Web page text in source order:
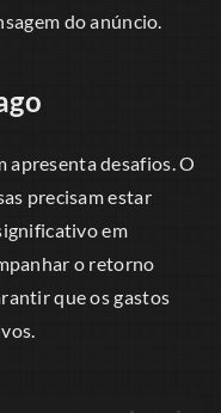
do anúncio.
apresenta desafios. O
precisam estar
em
o retorno
que os gastos